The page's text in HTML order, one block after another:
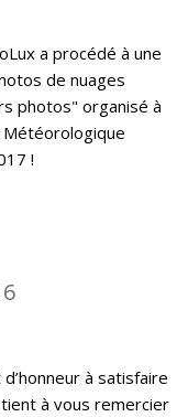
a procédé à une
de nuages
photos" organisé à
Météorologique
!
à satisfaire
à vous remercier